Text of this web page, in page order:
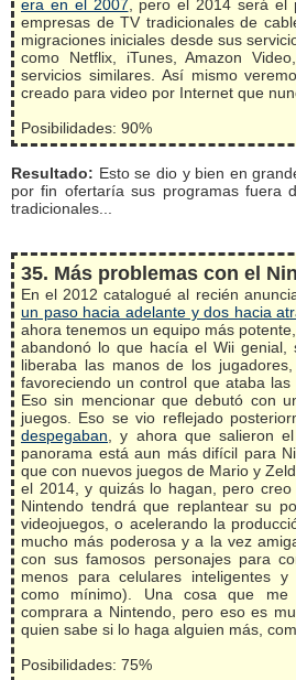
era en el 2007 , pero el 2014 será
empresas de TV tradicionales de
migraciones iniciales desde sus
como Netflix, iTunes, Amazon
servicios similares. Así mismo
creado para video por Internet que
Posibilidades: 90%
Resultado: Esto se dio y bien en
por fin ofertaría sus programas fuera
tradicionales...
35. Más problemas con el
En el 2012 catalogué al recién
un paso hacia adelante y dos hacia
ahora tenemos un equipo más
abandonó lo que hacía el Wii genial,
liberaba las manos de los
favoreciendo un control que ataba las
Eso sin mencionar que debutó con
juegos. Eso se vio reflejado
despegaban , y ahora que salieron
panorama está aun más difícil para
que con nuevos juegos de Mario y
el 2014, y quizás lo hagan, pero
Nintendo tendrá que replantear su
videojuegos, o acelerando la
mucho más poderosa y a la vez
con sus famosos personajes para
menos para celulares inteligentes
como mínimo). Una cosa que
comprara a Nintendo, pero eso es
quien sabe si lo haga alguien más,
Posibilidades: 75%